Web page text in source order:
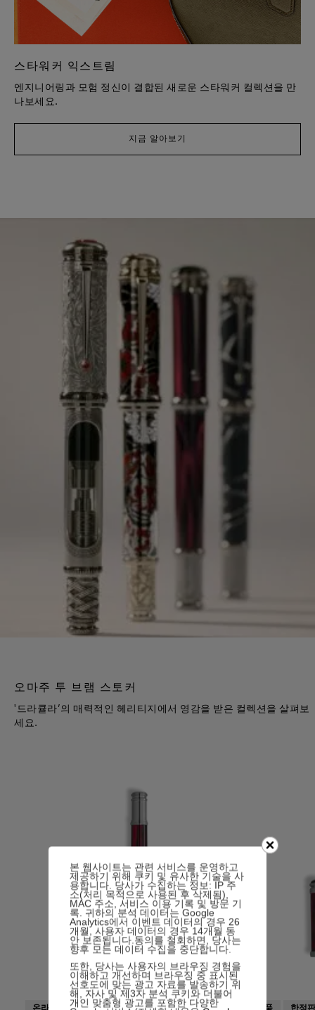
스타워커 익스트림
엔지니어링과 모험 정신이 결합된 새로운 스타워커 컬렉션을 만
나보세요.
지금 알아보기
오마주 투 브램 스토커
'드라큘라’의 매력적인 헤리티지에서 영감을 받은 컬렉션을 살펴보
세요.
본 웹사이트는 관련 서비스를 운영하고
제공하기 위해 쿠키 및 유사한 기술을 사
용합니다. 당사가 수집하는 정보: IP 주
소(처리 목적으로 사용된 후 삭제됨),
MAC 주소, 서비스 이용 기록 및 방문 기
록. 귀하의 분석 데이터는 Google
Analytics에서 이벤트 데이터의 경우 26
개월, 사용자 데이터의 경우 14개월 동
안 보존됩니다.동의를 철회하면, 당사는
향후 모든 데이터 수집을 중단합니다.
또한, 당사는 사용자의 브라우징 경험을
이해하고 개선하며 브라우징 중 표시된
선호도에 맞는 광고 자료를 발송하기 위
해, 자사 및 제3자 분석 쿠키와 더불어
개인 맞춤형 광고를 포함한 다양한